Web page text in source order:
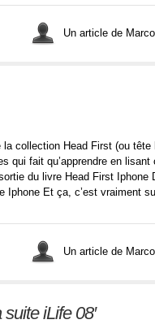
Un article de
collection Head First (ou
qui fait qu’apprendre en
du livre Head First Iphone
Iphone Et ça, c’est vraiment
Un article de
iLife 08′